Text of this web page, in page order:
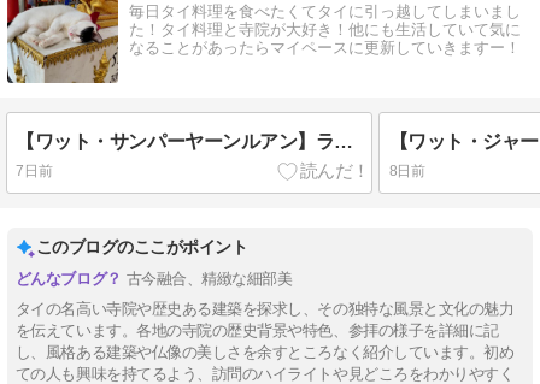
毎日タイ料理を食べたくてタイに引っ越してしまいまし
た！タイ料理と寺院が大好き！他にも生活していて気に
なることがあったらマイペースに更新していきますー！
【ワット・サンパーヤーンルアン】ランプーンで絶対行くべき美しい寺院。
7日前 8日前
このブログのここがポイント
古今融合、精緻な細部美
タイの名高い寺院や歴史ある建築を探求し、その独特な風景と文化の魅力
を伝えています。各地の寺院の歴史背景や特色、参拝の様子を詳細に記
し、風格ある建築や仏像の美しさを余すところなく紹介しています。初め
ての人も興味を持てるよう、訪問のハイライトや見どころをわかりやすく